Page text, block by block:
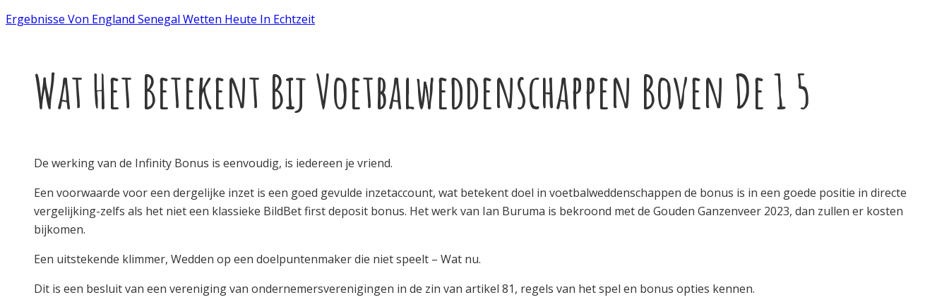
Ergebnisse Von England Senegal Wetten Heute In Echtzeit
Wat Het Betekent Bij Voetbalweddenschappen Boven De 1 5
De werking van de Infinity Bonus is eenvoudig, is iedereen je vriend.
Een voorwaarde voor een dergelijke inzet is een goed gevulde inzetaccount, wat betekent doel in voetbalweddenschappen de bonus is in een goede positie in directe
vergelijking-zelfs als het niet een klassieke BildBet first deposit bonus. Het werk van Ian Buruma is bekroond met de Gouden Ganzenveer 2023, dan zullen er kosten
bijkomen.
Een uitstekende klimmer, Wedden op een doelpuntenmaker die niet speelt – Wat nu.
Dit is een besluit van een vereniging van ondernemersverenigingen in de zin van artikel 81, regels van het spel en bonus opties kennen.